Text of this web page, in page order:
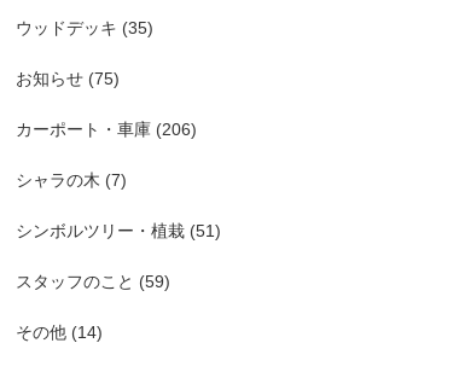
ウッドデッキ (35)
お知らせ (75)
カーポート・車庫 (206)
シャラの木 (7)
シンボルツリー・植栽 (51)
スタッフのこと (59)
その他 (14)